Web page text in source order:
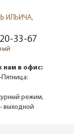
ИЛЬИЧА,
33-67
нам в офис:
режим,
выходной